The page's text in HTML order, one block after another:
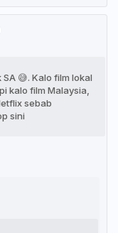
😅. Kalo film lokal
kalo film Malaysia,
sebab
sini